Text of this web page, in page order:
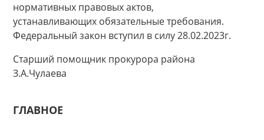
нормативных правовых актов,
устанавливающих обязательные требования.
Федеральный закон вступил в силу 28.02.2023г.
Старший помощник прокурора района
З.А.Чулаева
ГЛАВНОЕ